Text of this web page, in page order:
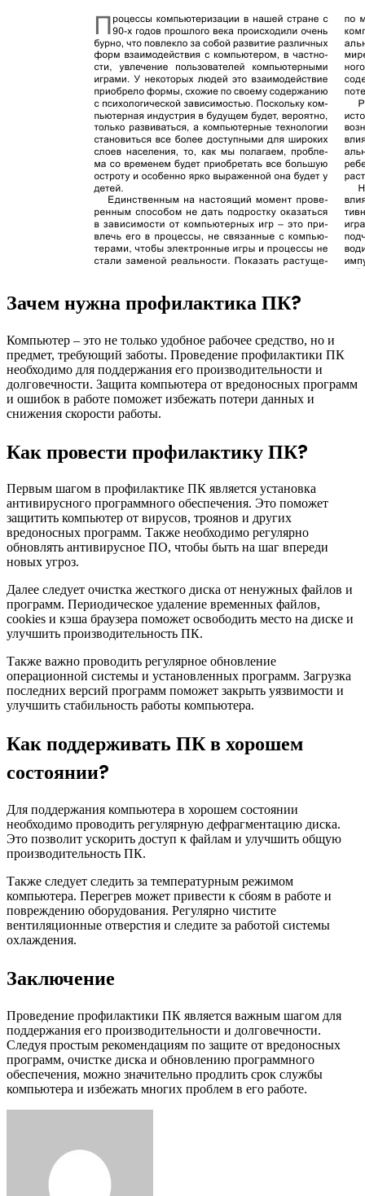
Зачем нужна профилактика ПК?
Компьютер – это не только удобное рабочее средство, но и
предмет, требующий заботы. Проведение профилактики ПК
необходимо для поддержания его производительности и
долговечности. Защита компьютера от вредоносных программ
и ошибок в работе поможет избежать потери данных и
снижения скорости работы.
Как провести профилактику ПК?
Первым шагом в профилактике ПК является установка
антивирусного программного обеспечения. Это поможет
защитить компьютер от вирусов, троянов и других
вредоносных программ. Также необходимо регулярно
обновлять антивирусное ПО, чтобы быть на шаг впереди
новых угроз.
Далее следует очистка жесткого диска от ненужных файлов и
программ. Периодическое удаление временных файлов,
cookies и кэша браузера поможет освободить место на диске и
улучшить производительность ПК.
Также важно проводить регулярное обновление
операционной системы и установленных программ. Загрузка
последних версий программ поможет закрыть уязвимости и
улучшить стабильность работы компьютера.
Как поддерживать ПК в хорошем
состоянии?
Для поддержания компьютера в хорошем состоянии
необходимо проводить регулярную дефрагментацию диска.
Это позволит ускорить доступ к файлам и улучшить общую
производительность ПК.
Также следует следить за температурным режимом
компьютера. Перегрев может привести к сбоям в работе и
повреждению оборудования. Регулярно чистите
вентиляционные отверстия и следите за работой системы
охлаждения.
Заключение
Проведение профилактики ПК является важным шагом для
поддержания его производительности и долговечности.
Следуя простым рекомендациям по защите от вредоносных
программ, очистке диска и обновлению программного
обеспечения, можно значительно продлить срок службы
компьютера и избежать многих проблем в его работе.